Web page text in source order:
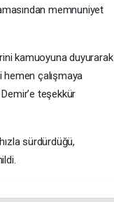
memnuniyet
kamuoyuna duyurarak
hemen çalışmaya
teşekkür
sürdürdüğü,